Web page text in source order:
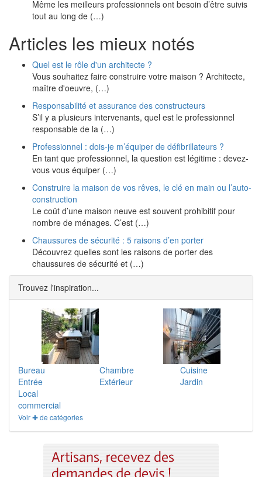
Même les meilleurs professionnels ont besoin d’être suivis
tout au long de (…)
Articles les mieux notés
Quel est le rôle d'un architecte ?
Vous souhaitez faire construire votre maison ? Architecte,
maître d'oeuvre, (…)
Responsabilité et assurance des constructeurs
S’il y a plusieurs intervenants, quel est le professionnel
responsable de la (…)
Professionnel : dois-je m’équiper de défibrillateurs ?
En tant que professionnel, la question est légitime : devez-
vous vous équiper (…)
Construire la maison de vos rêves, le clé en main ou l’auto-
construction
Le coût d’une maison neuve est souvent prohibitif pour
nombre de ménages. C’est (…)
Chaussures de sécurité : 5 raisons d’en porter
Découvrez quelles sont les raisons de porter des
chaussures de sécurité et (…)
Trouvez l'inspiration...
Bureau Chambre
Cuisine
Entrée
Extérieur
Jardin
Local
commercial
Voir ✚ de catégories